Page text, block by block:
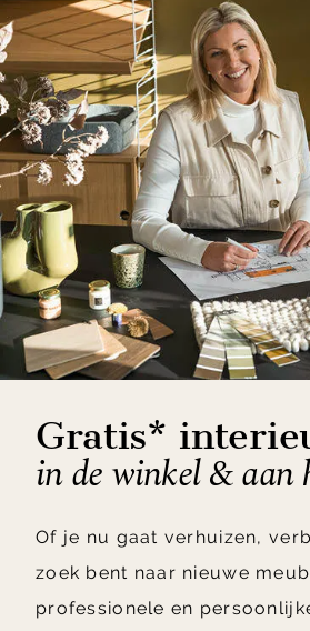
Gratis*
in de winkel & aan
Of je nu gaat verhuizen,
zoek bent naar nieuwe
professionele en